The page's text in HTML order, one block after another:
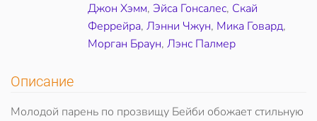
Джон Хэмм, Эйса Гонсалес, Скай
Феррейра, Лэнни Чжун, Мика Говард,
Морган Браун, Лэнс Палмер
Описание
Молодой парень по прозвищу Бейби обожает стильную